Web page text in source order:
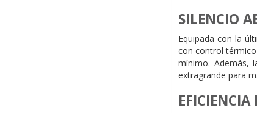
SILENCIO
Equipada con la
con control
mínimo. Además,
extragrande para
EFICIENCIA